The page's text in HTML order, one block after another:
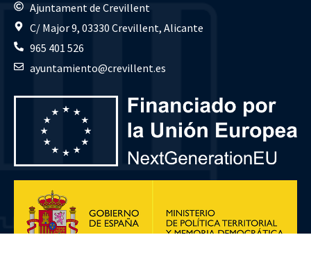
Ajuntament de Crevillent
C/ Major 9, 03330 Crevillent, Alicante
965 401 526
ayuntamiento@crevillent.es